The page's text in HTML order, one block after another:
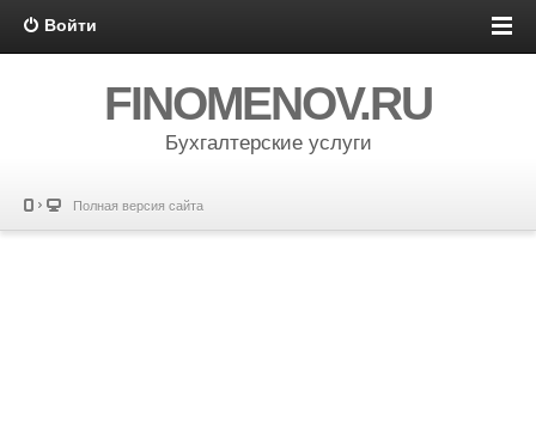
Войти
FINOMENOV.RU
Бухгалтерские услуги
Полная версия сайта